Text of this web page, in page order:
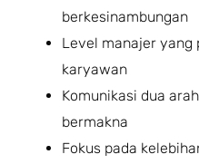
berkesinambungan
Level manajer yang
karyawan
Komunikasi dua
bermakna
Fokus pada